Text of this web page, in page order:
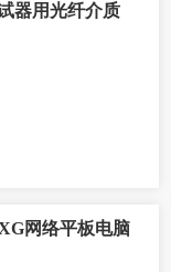
器用光纤介质
网络平板电脑